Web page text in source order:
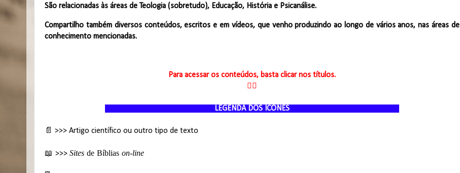
São relacionadas às áreas de Teologia (sobretudo), Educação, História e Psicanálise.
Compartilho também diversos conteúdos, escritos e em vídeos, que venho produzindo ao longo de vários anos, nas áreas de
conhecimento mencionadas.
Para acessar os conteúdos, basta clicar nos títulos.
👇🏻
LEGENDA DOS ÍCONES
📄 >>> Artigo científico ou outro tipo de texto
📖 >>> Sites de Bíblias on-line